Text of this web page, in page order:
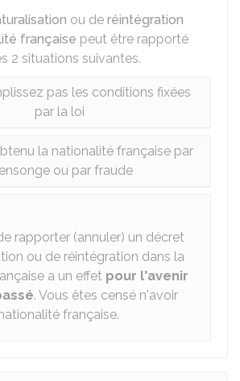
ou de réintégration
française peut être rapporté
2 situations suivantes.
pas les conditions fixées
par la loi
la nationalité française par
ou par fraude
rapporter (annuler) un décret
ou de réintégration dans la
a un effet pour l'avenir
. Vous êtes censé n'avoir
française.